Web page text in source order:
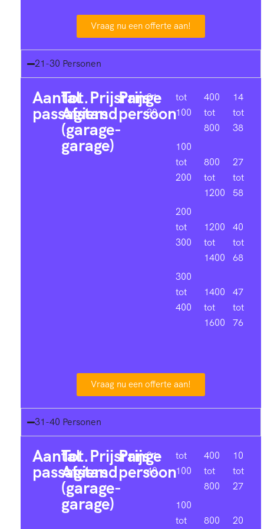
Vraag nu een offerte aan!
21-30 Personen
Aantal
passagiers
Tot.
Afstand
(garage-
garage)
Prijsrange
Prijs
persoon
21-
30
tot
100
100
tot
200
200
tot
300
300
tot
400
400
tot
800
800
tot
1200
1200
tot
1400
1400
tot
1600
14
tot
38
27
tot
58
40
tot
68
47
tot
76
Vraag nu een offerte aan!
31-40 Personen
Aantal
passagiers
Tot.
Afstand
(garage-
garage)
Prijsrange
Prijs
persoon
31-
40
tot
100
100
tot
400
tot
800
800
10
tot
27
20